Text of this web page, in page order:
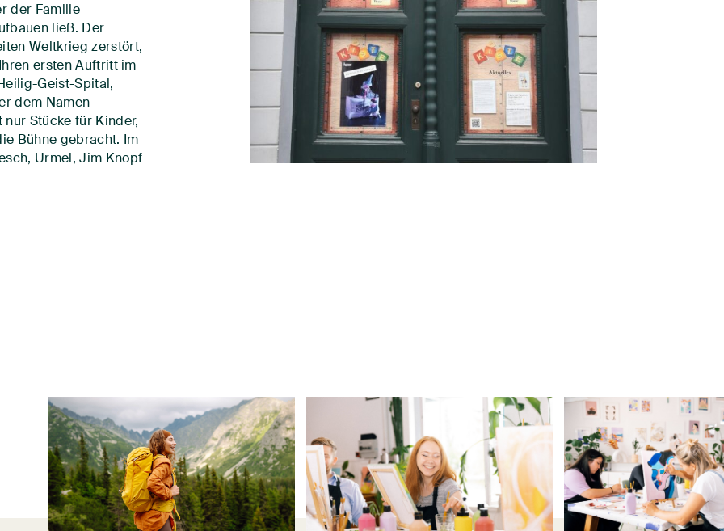
der Familie
ließ. Der
Weltkrieg zerstört,
ersten Auftritt im
Geist-Spital,
dem Namen
Stücke für Kinder,
Bühne gebracht. Im
Urmel, Jim Knopf